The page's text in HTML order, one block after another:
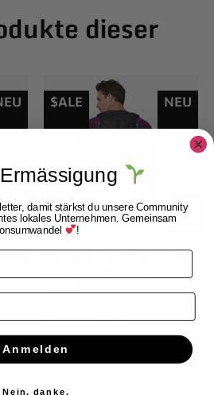
dieser
$ALE NEU
Patagonia
Patagonia Black
Black
CHF129.00
damit stärkst du unsere Community
lokales Unternehmen. Gemeinsam
!
Anmelden
Nein, danke.